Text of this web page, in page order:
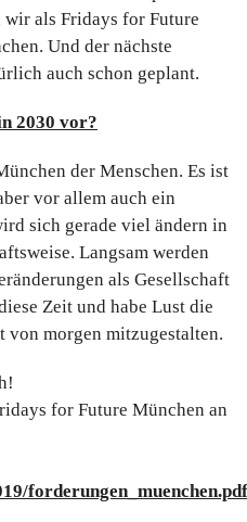
als Fridays for Future
Und der nächste
auch schon geplant.
2030 vor?
der Menschen. Es ist
vor allem auch ein
sich gerade viel ändern in
Langsam werden
als Gesellschaft
Zeit und habe Lust die
von morgen mitzugestalten.
for Future München an
forderungen_muenchen.pdf